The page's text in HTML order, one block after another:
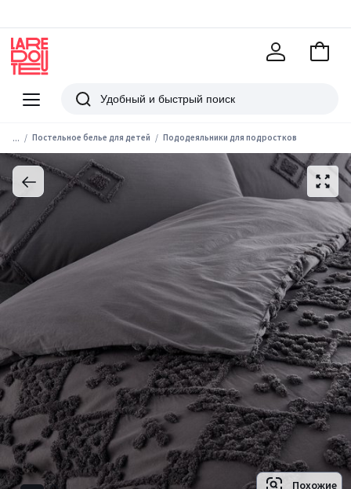
Меню
Redoute
Поиск
В
... Постельное белье для детей Пододеяльники для подростков
Похожие